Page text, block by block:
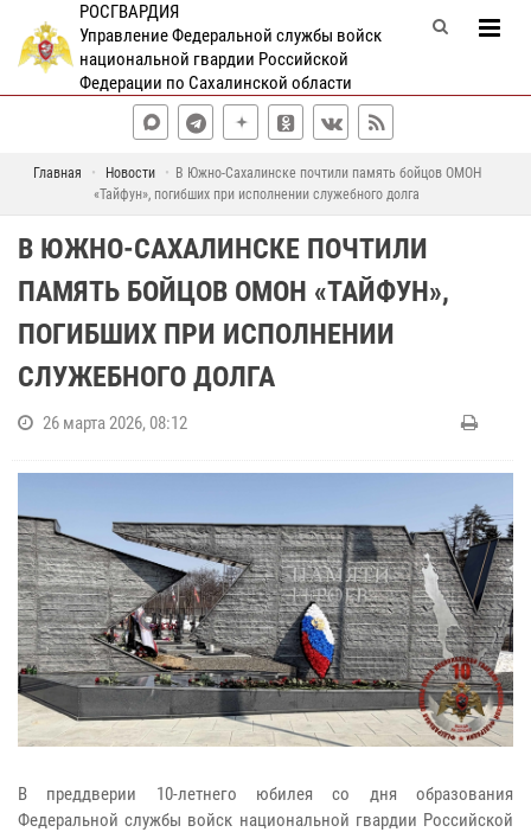
РОСГВАРДИЯ
Управление Федеральной службы войск
национальной гвардии Российской
Федерации по Сахалинской области
Главная Новости
В Южно-Сахалинске почтили память бойцов ОМОН
«Тайфун», погибших при исполнении служебного долга
В ЮЖНО-САХАЛИНСКЕ ПОЧТИЛИ
ПАМЯТЬ БОЙЦОВ ОМОН «ТАЙФУН»,
ПОГИБШИХ ПРИ ИСПОЛНЕНИИ
СЛУЖЕБНОГО ДОЛГА
26 марта 2026, 08:12
В преддверии 10-летнего юбилея со дня образования
Федеральной службы войск национальной гвардии Российской